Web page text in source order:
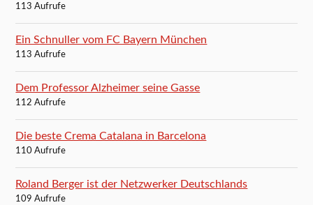
113 Aufrufe
Ein Schnuller vom FC Bayern München
113 Aufrufe
Dem Professor Alzheimer seine Gasse
112 Aufrufe
Die beste Crema Catalana in Barcelona
110 Aufrufe
Roland Berger ist der Netzwerker Deutschlands
109 Aufrufe